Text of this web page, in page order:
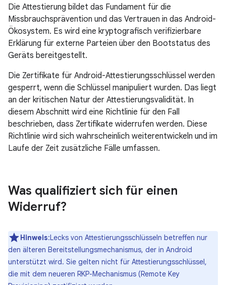
Die Attestierung bildet das Fundament für die
Missbrauchsprävention und das Vertrauen in das Android-
Ökosystem. Es wird eine kryptografisch verifizierbare
Erklärung für externe Parteien über den Bootstatus des
Geräts bereitgestellt.
Die Zertifikate für Android-Attestierungsschlüssel werden
gesperrt, wenn die Schlüssel manipuliert wurden. Das liegt
an der kritischen Natur der Attestierungsvalidität. In
diesem Abschnitt wird eine Richtlinie für den Fall
beschrieben, dass Zertifikate widerrufen werden. Diese
Richtlinie wird sich wahrscheinlich weiterentwickeln und im
Laufe der Zeit zusätzliche Fälle umfassen.
Was qualifiziert sich für einen
Widerruf?
Hinweis:Lecks von Attestierungsschlüsseln betreffen nur
den älteren Bereitstellungsmechanismus, der in Android
unterstützt wird. Sie gelten nicht für Attestierungsschlüssel,
die mit dem neueren RKP-Mechanismus (Remote Key